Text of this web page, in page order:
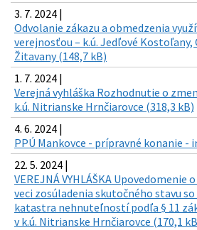
3. 7. 2024 |
Odvolanie zákazu a obmedzenia
verejnosťou – k.ú. Jedľové Kostoľany,
Žitavany (148,7 kB)
1. 7. 2024 |
Verejná vyhláška Rozhodnutie o
k.ú. Nitrianske Hrnčiarovce (318,3 kB)
4. 6. 2024 |
PPÚ Mankovce - prípravné konanie -
22. 5. 2024 |
VEREJNÁ VYHLÁŠKA Upovedomenie
veci zosúladenia skutočného stavu
katastra nehnuteľností podľa § 11
v k.ú. Nitrianske Hrnčiarovce (170,1